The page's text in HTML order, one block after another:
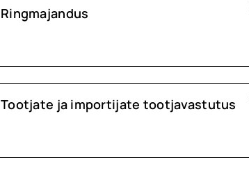
Ringmajandus
Tootjate ja importijate tootjavastutus